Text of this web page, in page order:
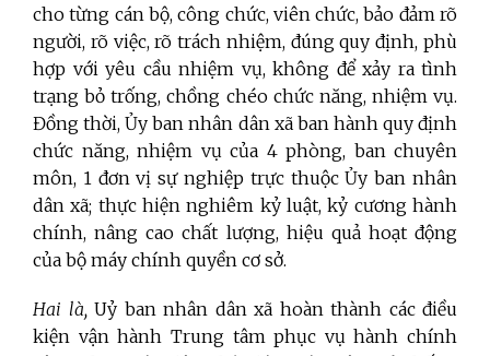
cho từng cán bộ, công chức, viên chức, bảo đảm rõ
người, rõ việc, rõ trách nhiệm, đúng quy định, phù
hợp với yêu cầu nhiệm vụ, không để xảy ra tình
trạng bỏ trống, chồng chéo chức năng, nhiệm vụ.
Đồng thời, Ủy ban nhân dân xã ban hành quy định
chức năng, nhiệm vụ của 4 phòng, ban chuyên
môn, 1 đơn vị sự nghiệp trực thuộc Ủy ban nhân
dân xã; thực hiện nghiêm kỷ luật, kỷ cương hành
chính, nâng cao chất lượng, hiệu quả hoạt động
của bộ máy chính quyền cơ sở.
Hai là, Uỷ ban nhân dân xã hoàn thành các điều
kiện vận hành Trung tâm phục vụ hành chính